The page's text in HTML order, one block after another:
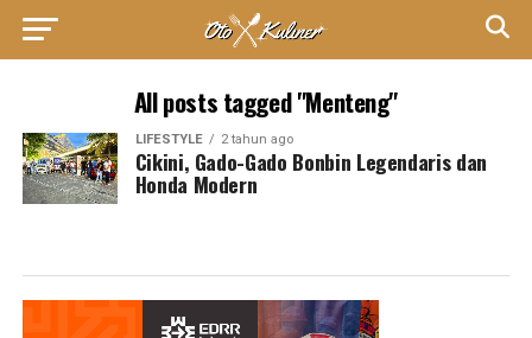
All posts tagged "Menteng"
LIFESTYLE 2 tahun ago
Cikini, Gado-Gado Bonbin Legendaris dan
Honda Modern